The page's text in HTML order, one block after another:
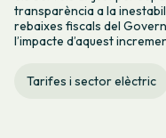
transparència a la
rebaixes fiscals del
l’impacte d’aquest
Tarifes i sector elèctric